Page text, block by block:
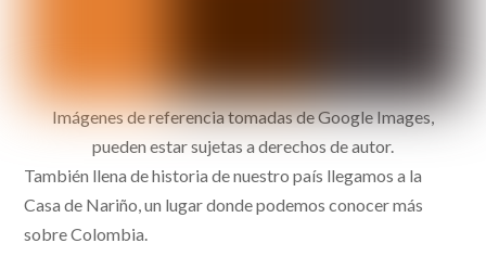
Imágenes de referencia tomadas de Google Images,
pueden estar sujetas a derechos de autor.
También llena de historia de nuestro país llegamos a la
Casa de Nariño, un lugar donde podemos conocer más
sobre Colombia.